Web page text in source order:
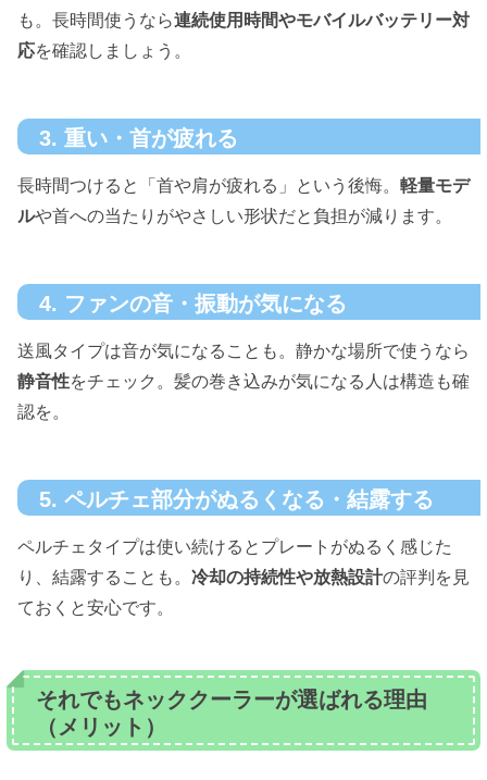
も。長時間使うなら連続使用時間やモバイルバッテリー対
応を確認しましょう。
3. 重い・首が疲れる
長時間つけると「首や肩が疲れる」という後悔。 軽量モデ
ルや首への当たりがやさしい形状だと負担が減ります。
4. ファンの音・振動が気になる
送風タイプは音が気になることも。静かな場所で使うなら
静音性をチェック。髪の巻き込みが気になる人は構造も確
認を。
5. ペルチェ部分がぬるくなる・結露する
ペルチェタイプは使い続けるとプレートがぬるく感じた
り、結露することも。 冷却の持続性や放熱設計の評判を見
ておくと安心です。
それでもネッククーラーが選ばれる理由
（メリット）